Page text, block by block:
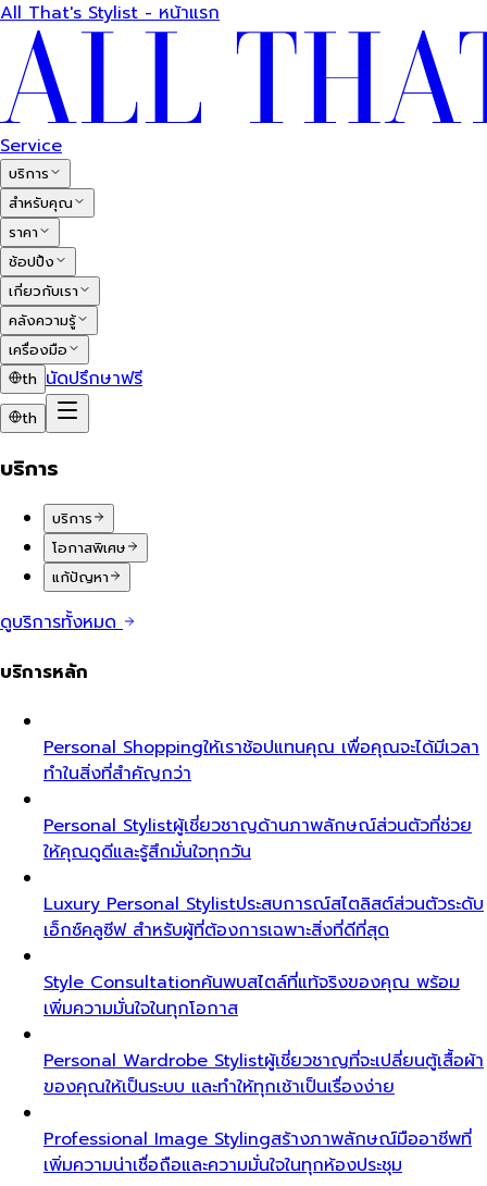
All That's Stylist - หน้าแรก
Service
บริการ
สำหรับคุณ
ราคา
ช้อปปิ้ง
เกี่ยวกับเรา
คลังความรู้
เครื่องมือ
th นัดปรึกษาฟรี
th
บริการ
บริการ
โอกาสพิเศษ
แก้ปัญหา
ดูบริการทั้งหมด
บริการหลัก
Personal Shoppingให้เราช้อปแทนคุณ เพื่อคุณจะได้มีเวลา
ทำในสิ่งที่สำคัญกว่า
Personal Stylistผู้เชี่ยวชาญด้านภาพลักษณ์ส่วนตัวที่ช่วย
ให้คุณดูดีและรู้สึกมั่นใจทุกวัน
Luxury Personal Stylistประสบการณ์สไตลิสต์ส่วนตัวระดับ
เอ็กซ์คลูซีฟ สำหรับผู้ที่ต้องการเฉพาะสิ่งที่ดีที่สุด
Style Consultationค้นพบสไตล์ที่แท้จริงของคุณ พร้อม
เพิ่มความมั่นใจในทุกโอกาส
Personal Wardrobe Stylistผู้เชี่ยวชาญที่จะเปลี่ยนตู้เสื้อผ้า
ของคุณให้เป็นระบบ และทำให้ทุกเช้าเป็นเรื่องง่าย
Professional Image Stylingสร้างภาพลักษณ์มืออาชีพที่
เพิ่มความน่าเชื่อถือและความมั่นใจในทุกห้องประชุม